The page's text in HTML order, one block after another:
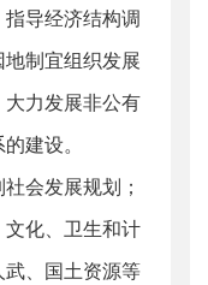
导经济结构调
制宜组织发展
大力发展非公有
建设。
会发展规划；
化、卫生和计
、国土资源等